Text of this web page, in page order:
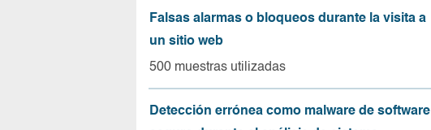
Falsas alarmas o bloqueos durante la visita a
un sitio web
500 muestras utilizadas
Detección errónea como malware de software